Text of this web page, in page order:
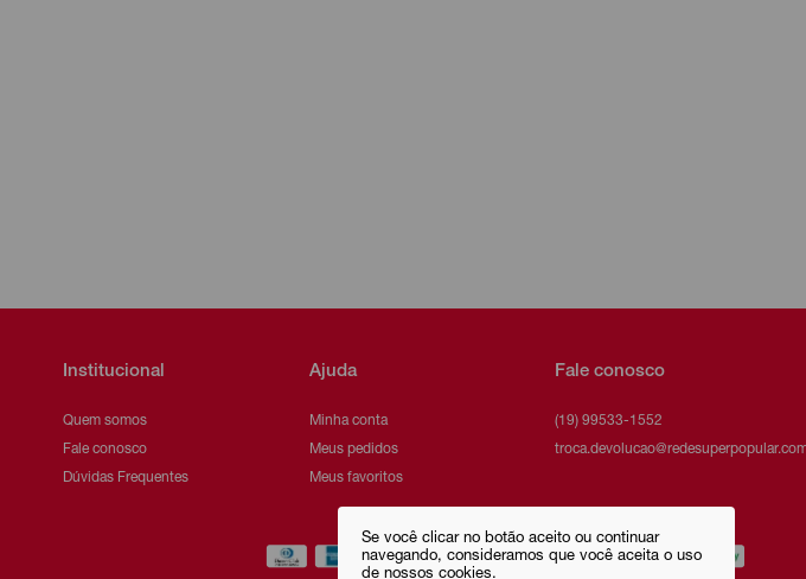
Se você clicar no botão aceito ou continuar
navegando, consideramos que você aceita o uso
de nossos cookies.
Institucional
Quem somos
Fale conosco
Dúvidas Frequentes
Ajuda
Minha conta
Meus pedidos
Meus favoritos
Fale conosco
(19) 99533-1552